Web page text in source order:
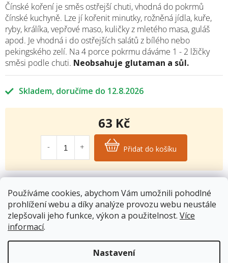
Používáme cookies, abychom Vám umožnili pohodlné
prohlížení webu a díky analýze provozu webu neustále
zlepšovali jeho funkce, výkon a použitelnost. Více
informací.
Nastavení
Skladem 12.8.2026
Čínské koření je směs ostřejší chuti, vhodná do pokrmů
čínské kuchyně. Lze jí kořenit minutky, rožněná jídla, kuře,
ryby, králíka, vepřové maso, kuličky z mletého masa, guláš
apod. Je vhodná i do ostřejších salátů z bílého nebo
pekingského zelí. Na 4 porce pokrmu dáváme 1 - 2 lžičky
směsi podle chuti. Neobsahuje glutaman a sůl.
Kategorie:
Kořenící směsi
Hmotnost: 0.18 kg
63 Kč
Měrná
cena:
Přidat do košíku